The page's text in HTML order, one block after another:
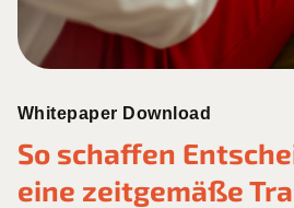
Whitepaper Download
So schaffen
eine zeitgemäße